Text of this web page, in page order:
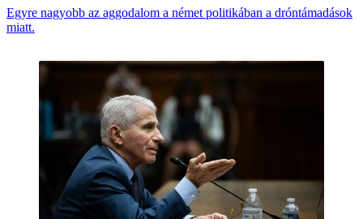
Egyre nagyobb az aggodalom a német politikában a dróntámadások
miatt.